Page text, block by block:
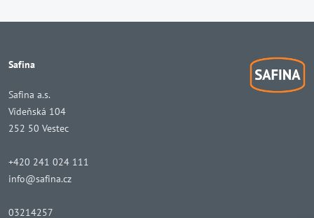
Safina
Safina a.s.
Vídeňská 104
252 50 Vestec
+420 241 024 111
info@safina.cz
03214257